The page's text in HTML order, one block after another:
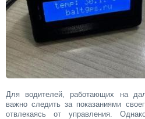
Для водителей, работающих на
важно следить за показаниями
отвлекаясь от управления.